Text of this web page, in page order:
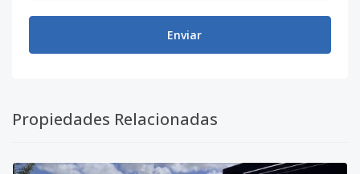
Enviar
Propiedades Relacionadas